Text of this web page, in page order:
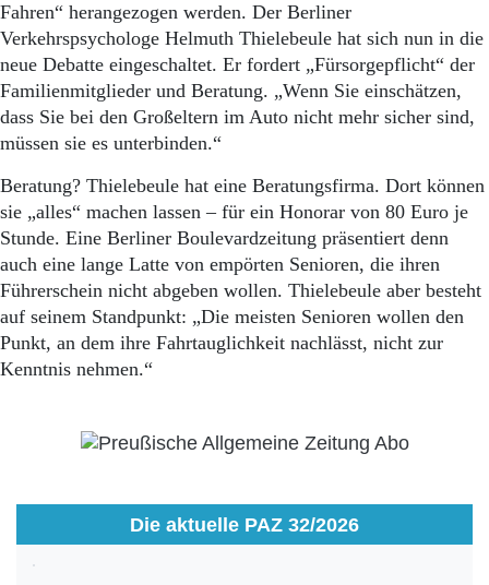
Fahren“ herangezogen werden. Der Berliner
Verkehrspsychologe Helmuth Thielebeule hat sich nun in die
neue Debatte eingeschaltet. Er fordert „Fürsorgepflicht“ der
Familienmitglieder und Beratung. „Wenn Sie einschätzen,
dass Sie bei den Großeltern im Auto nicht mehr sicher sind,
müssen sie es unterbinden.“
Beratung? Thielebeule hat eine Beratungsfirma. Dort können
sie „alles“ machen lassen – für ein Honorar von 80 Euro je
Stunde. Eine Berliner Boulevardzeitung präsentiert denn
auch eine lange Latte von empörten Senioren, die ihren
Führerschein nicht abgeben wollen. Thielebeule aber besteht
auf seinem Standpunkt: „Die meisten Senioren wollen den
Punkt, an dem ihre Fahrtauglichkeit nachlässt, nicht zur
Kenntnis nehmen.“
Die aktuelle PAZ 32/2026